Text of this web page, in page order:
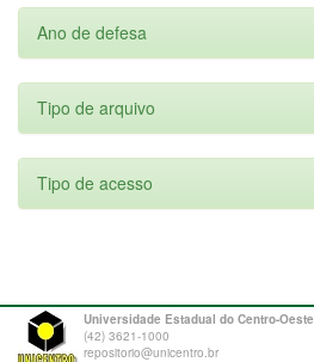
Ano de defesa
Tipo de arquivo
Tipo de acesso
Universidade Estadual do Centro-Oeste
(42) 3621-1000
repositorio@unicentro.br